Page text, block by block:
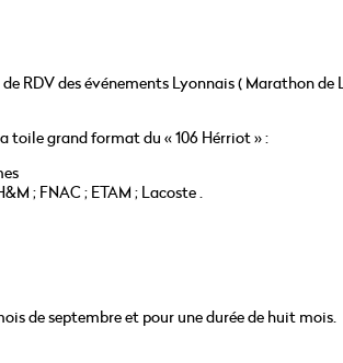
RDV des événements Lyonnais ( Marathon de
toile grand format du « 106 Hérriot » :
; FNAC ; ETAM ; Lacoste .
de septembre et pour une durée de huit mois.